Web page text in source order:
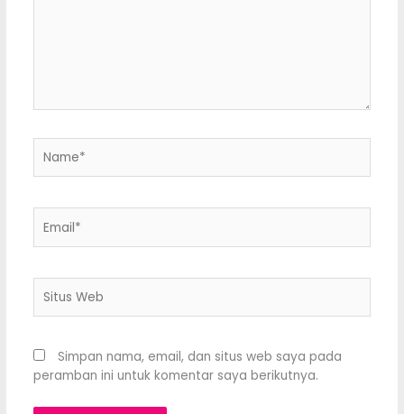
Web
Simpan nama, email, dan situs web saya pada
peramban ini untuk komentar saya berikutnya.